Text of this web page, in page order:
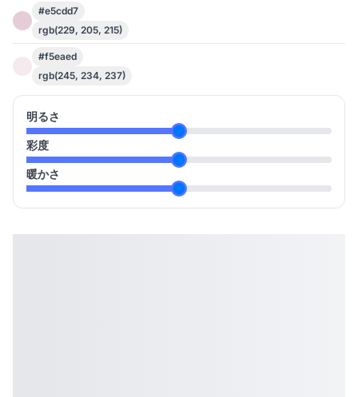
#e5cdd7
rgb(229, 205, 215)
#f5eaed
rgb(245, 234, 237)
明るさ
彩度
暖かさ